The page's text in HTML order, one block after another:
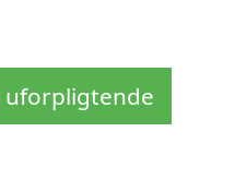
uforpligtende